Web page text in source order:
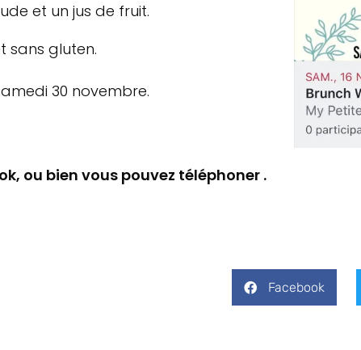
et un jus de fruit.
sans gluten.
30 novembre.
ou bien vous pouvez téléphoner .
Facebook